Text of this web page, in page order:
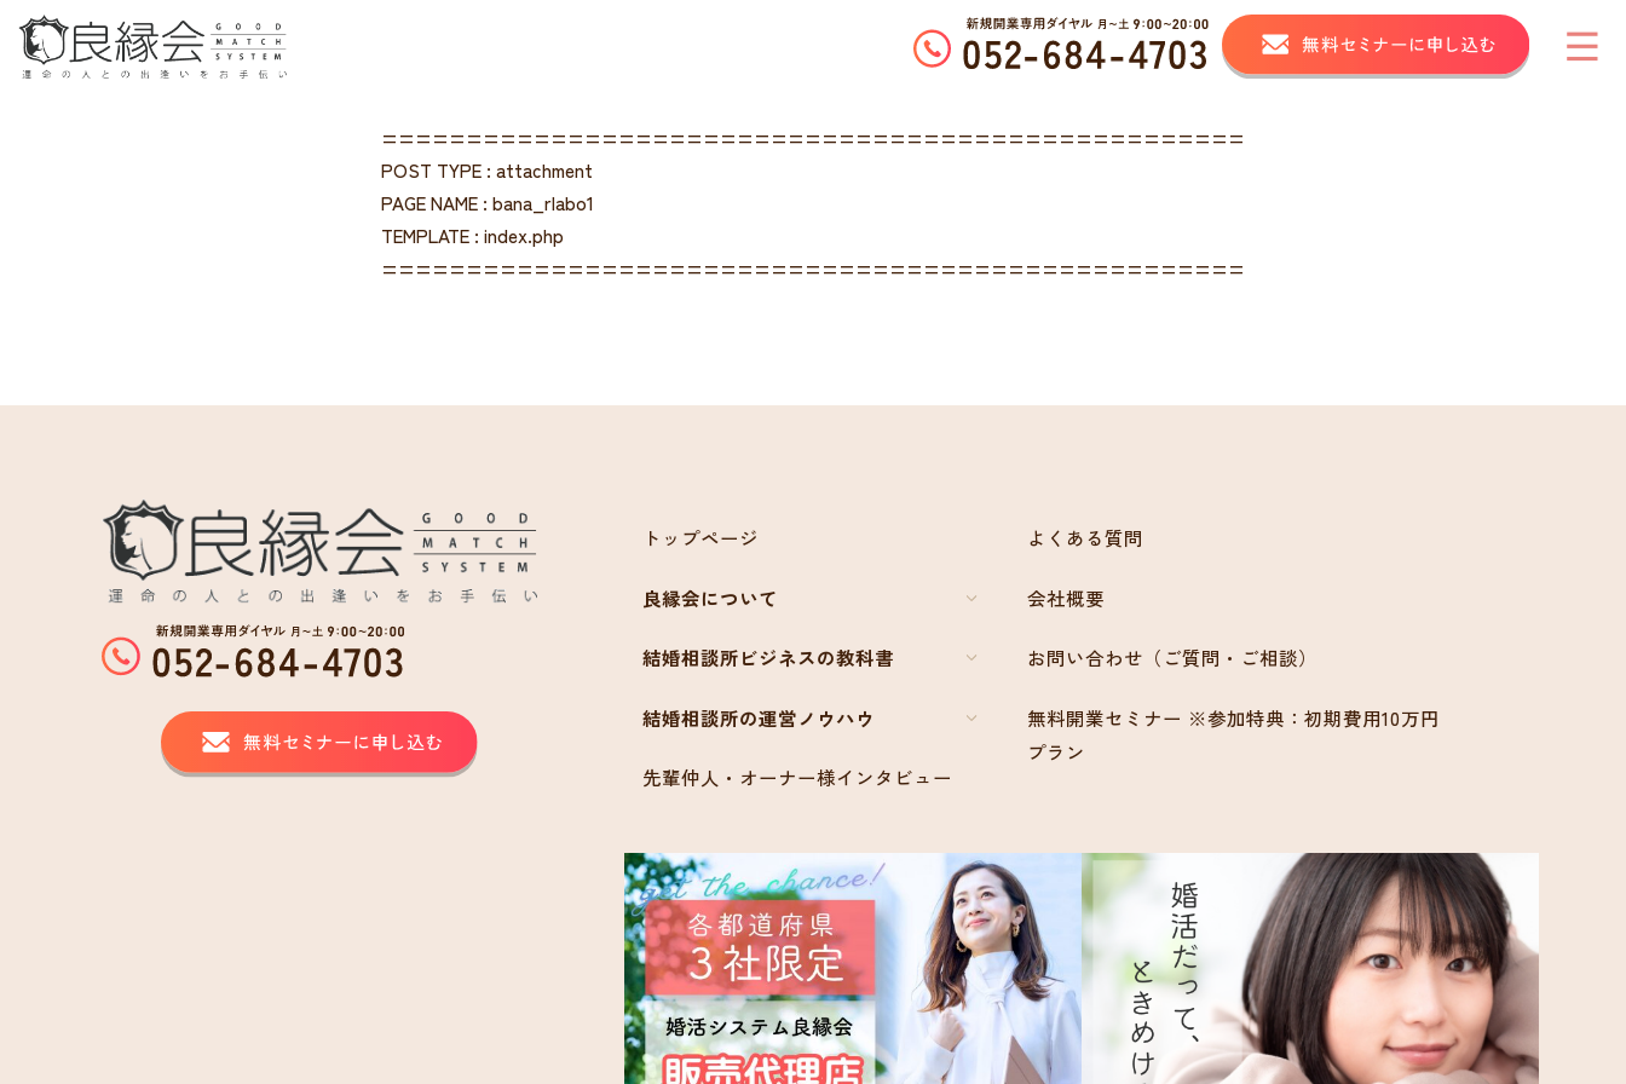
===================================================
POST TYPE : attachment
PAGE NAME : bana_rlabo1
TEMPLATE : index.php
===================================================
トップページ
良縁会について
結婚相談所ビジネスの教科書
結婚相談所の運営ノウハウ
先輩仲人・オーナー様インタビュー
よくある質問
会社概要
お問い合わせ（ご質問・ご相談）
無料開業セミナー ※参加特典：初期費用10万円
プラン